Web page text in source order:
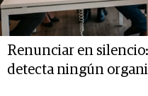
Renunciar en
detecta ningún